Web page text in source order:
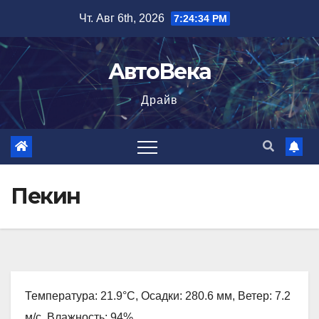
содержимому
Чт. Авг 6th, 2026 7:24:35 PM
АвтоВека
Драйв
Пекин
Температура: 21.9°C, Осадки: 280.6 мм, Ветер: 7.2